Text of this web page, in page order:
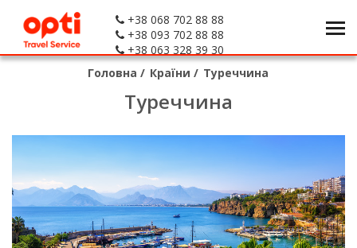
+38 068 702 88 88
+38 093 702 88 88
+38 063 328 39 30
Головна / Країни / Туреччина
Туреччина